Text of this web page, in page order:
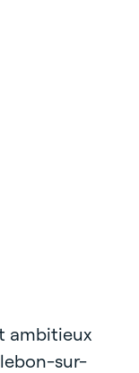
ambitieux
sur-